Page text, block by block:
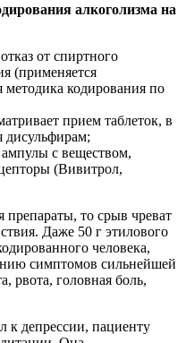
алкоголизма на
от спиртного
(применяется
методика кодирования по
прием таблеток, в
дисульфирам;
с веществом,
(Вивитрол,
препараты, то срыв чреват
Даже 50 г этилового
человека,
симптомов сильнейшей
рвота, головная боль,
к депрессии, пациенту